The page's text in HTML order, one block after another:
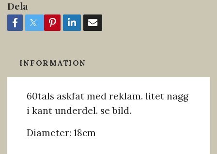
Dela
INFORMATION
60tals askfat med reklam. litet nagg
i kant underdel. se bild.
Diameter: 18cm